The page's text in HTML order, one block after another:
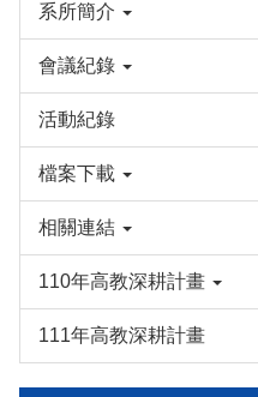
系所簡介
會議紀錄
活動紀錄
檔案下載
相關連結
110年高教深耕計畫
111年高教深耕計畫